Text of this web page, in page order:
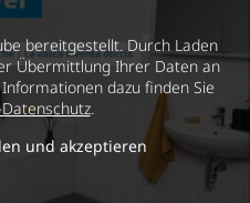
bereitgestellt. Durch Laden
Übermittlung Ihrer Daten an
dazu finden Sie
.
und akzeptieren